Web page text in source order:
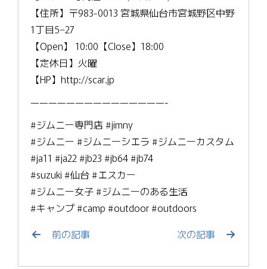
【住所】〒983-0013 宮城県仙台市宮城野区中野
1丁目5−27
【Open】 10:00【Close】18:00
【定休日】火曜
【HP】http://scar.jp
———————————————-
#ジムニー専門店 #jimny
#ジムニー #ジムニーシエラ #ジムニーカスタム
#ja11 #ja22 #jb23 #jb64 #jb74
#suzuki #仙台 #エスカー
#ジムニー女子 #ジムニーのある生活
#キャンプ #camp #outdoor #outdoors
前の記事
次の記事